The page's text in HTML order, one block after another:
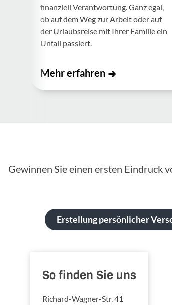
finan­ziell Verant­wor­tung. Ganz egal,
ob auf dem Weg zur Arbeit oder auf
der Urlaubs­reise mit Ihrer Familie ein
Unfall passiert.
Mehr erfahren
Gewinnen Sie einen ersten Eindruck
Erstellung persönlicher
So finden Sie uns
Richard-Wagner-Str. 41